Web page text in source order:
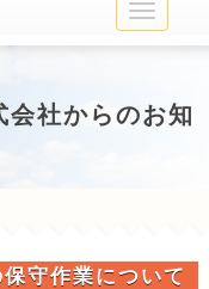
メ
イ
ニ
ュ
社からのお知
守作業について